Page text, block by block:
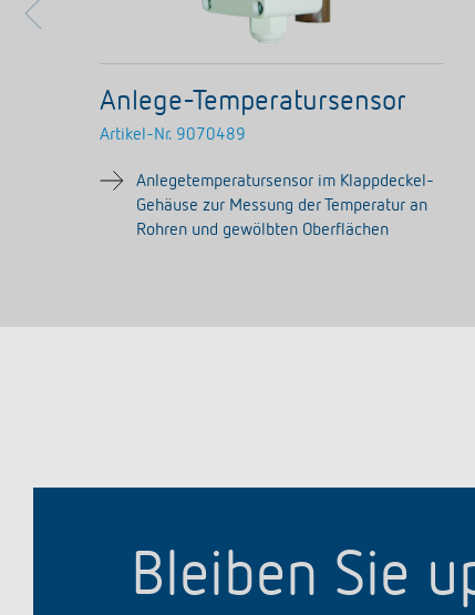
Anlege-Temperatursensor
Artikel-Nr. 9070489
Anlegetemperatursensor im Klappdeckel-
Gehäuse zur Messung der Temperatur an
Rohren und gewölbten Oberflächen
Bleiben Sie